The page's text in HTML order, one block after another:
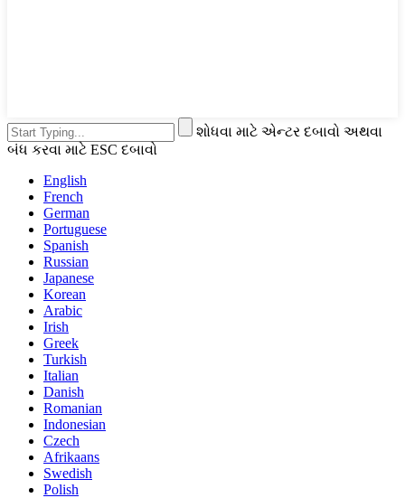
શોધવા માટે એન્ટર દબાવો અથવા
બંધ કરવા માટે ESC દબાવો
English
French
German
Portuguese
Spanish
Russian
Japanese
Korean
Arabic
Irish
Greek
Turkish
Italian
Danish
Romanian
Indonesian
Czech
Afrikaans
Swedish
Polish